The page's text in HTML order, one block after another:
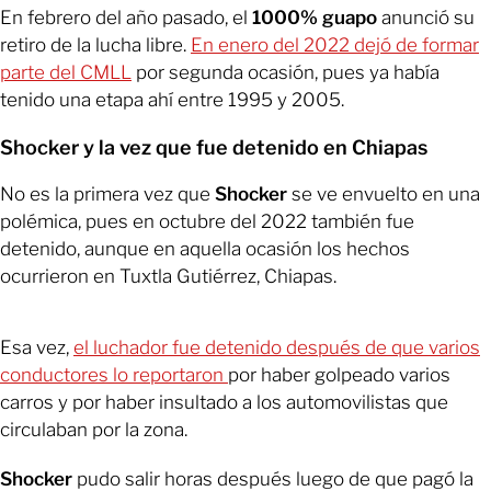
En febrero del año pasado, el 1000% guapo anunció su
retiro de la lucha libre. En enero del 2022 dejó de formar
parte del CMLL por segunda ocasión, pues ya había
tenido una etapa ahí entre 1995 y 2005.
Shocker y la vez que fue detenido en Chiapas
No es la primera vez que Shocker se ve envuelto en una
polémica, pues en octubre del 2022 también fue
detenido, aunque en aquella ocasión los hechos
ocurrieron en Tuxtla Gutiérrez, Chiapas.
Esa vez, el luchador fue detenido después de que varios
conductores lo reportaron por haber golpeado varios
carros y por haber insultado a los automovilistas que
circulaban por la zona.
Shocker pudo salir horas después luego de que pagó la